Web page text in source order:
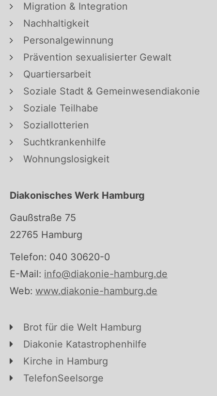
Migration & Integration
Nachhaltigkeit
Personalgewinnung
Prävention sexualisierter Gewalt
Quartiersarbeit
Soziale Stadt & Gemeinwesendiakonie
Soziale Teilhabe
Soziallotterien
Suchtkrankenhilfe
Wohnungslosigkeit
Diakonisches Werk Hamburg
Gaußstraße 75
22765 Hamburg
Telefon: 040 30620-0
E-Mail: info@diakonie-hamburg.de
Web: www.diakonie-hamburg.de
Brot für die Welt Hamburg
Diakonie Katastrophenhilfe
Kirche in Hamburg
TelefonSeelsorge